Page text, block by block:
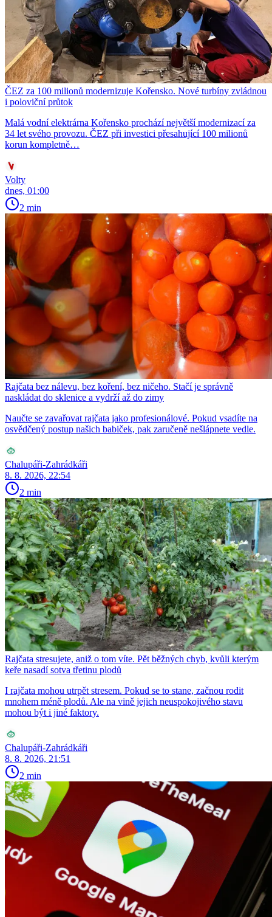
ČEZ za 100 milionů modernizuje Kořensko. Nové turbíny zvládnou
i poloviční průtok
Malá vodní elektrárna Kořensko prochází největší modernizací za
34 let svého provozu. ČEZ při investici přesahující 100 milionů
korun kompletně…
Volty
dnes, 01:00
2 min
Rajčata bez nálevu, bez koření, bez ničeho. Stačí je správně
naskládat do sklenice a vydrží až do zimy
Naučte se zavařovat rajčata jako profesionálové. Pokud vsadíte na
osvědčený postup našich babiček, pak zaručeně nešlápnete vedle.
Chalupáři-Zahrádkáři
8. 8. 2026, 22:54
2 min
Rajčata stresujete, aniž o tom víte. Pět běžných chyb, kvůli kterým
keře nasadí sotva třetinu plodů
I rajčata mohou utrpět stresem. Pokud se to stane, začnou rodit
mnohem méně plodů. Ale na vině jejich neuspokojivého stavu
mohou být i jiné faktory.
Chalupáři-Zahrádkáři
8. 8. 2026, 21:51
2 min